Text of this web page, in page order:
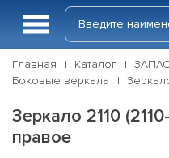
Главная Каталог
Боковые зеркала
Зеркало 2110
правое